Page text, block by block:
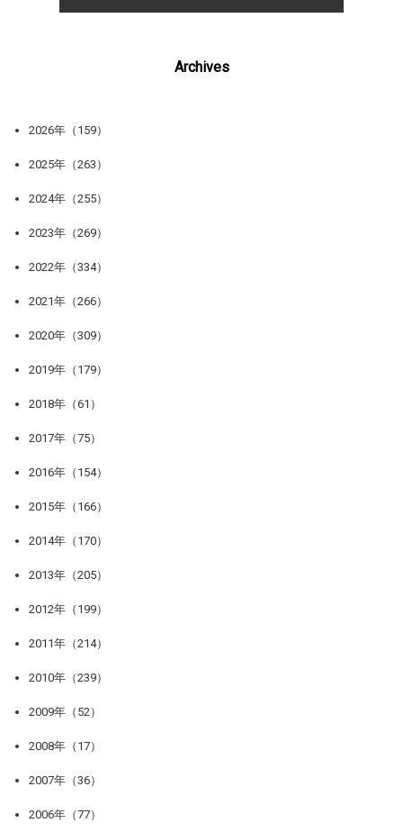
Archives
2026年（159）
2025年（263）
2024年（255）
2023年（269）
2022年（334）
2021年（266）
2020年（309）
2019年（179）
2018年（61）
2017年（75）
2016年（154）
2015年（166）
2014年（170）
2013年（205）
2012年（199）
2011年（214）
2010年（239）
2009年（52）
2008年（17）
2007年（36）
2006年（77）